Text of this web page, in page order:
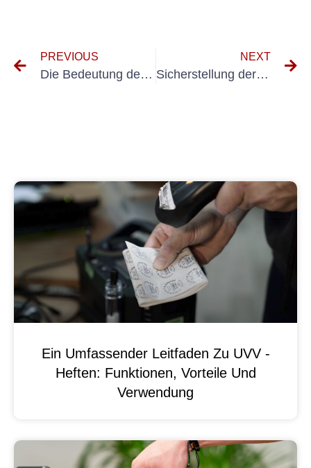
PREVIOUS
Die Bedeutung der Elektroprüfung nach BGV A3 für die Gewährleistung der Arbeitssicherheit
NEXT
Sicherstellung der DGUV-Prüfung für ortsfeste Anlagen
Ein Umfassender Leitfaden Zu UVV -
Heften: Funktionen, Vorteile Und
Verwendung